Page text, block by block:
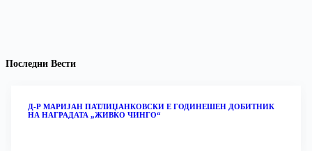
Последни Вести
Д-Р МАРИЈАН ПАТЛИЏАНКОВСКИ Е ГОДИНЕШЕН ДОБИТНИК
НА НАГРАДАТА „ЖИВКО ЧИНГО“